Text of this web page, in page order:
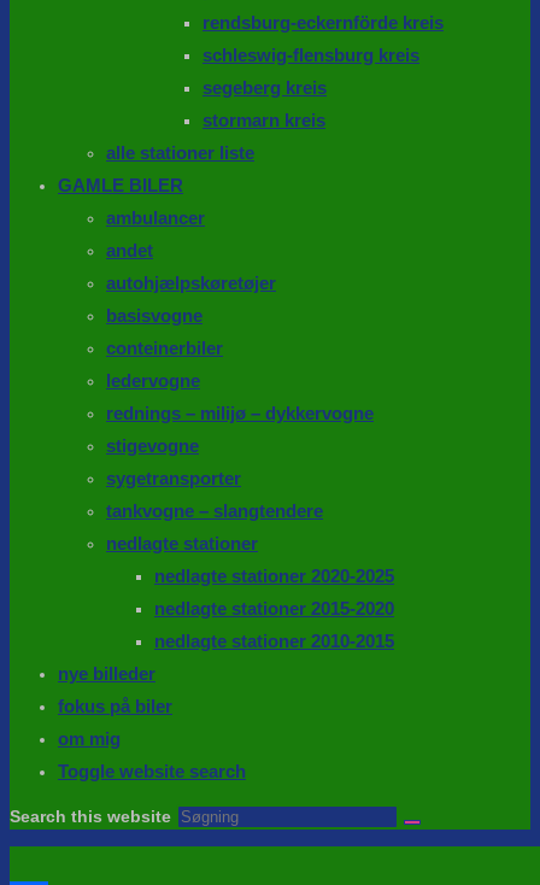
rendsburg-eckernförde kreis
schleswig-flensburg kreis
segeberg kreis
stormarn kreis
alle stationer liste
GAMLE BILER
ambulancer
andet
autohjælpskøretøjer
basisvogne
conteinerbiler
ledervogne
rednings – milijø – dykkervogne
stigevogne
sygetransporter
tankvogne – slangtendere
nedlagte stationer
nedlagte stationer 2020-2025
nedlagte stationer 2015-2020
nedlagte stationer 2010-2015
nye billeder
fokus på biler
om mig
Toggle website search
Search this website